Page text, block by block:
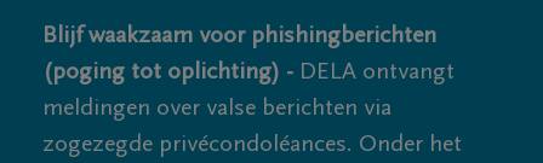
Blijf waakzaam voor phishingberichten
(poging tot oplichting) - DELA ontvangt
meldingen over valse berichten via
zogezegde privécondoléances. Onder het